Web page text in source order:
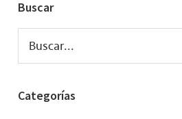
Buscar
Buscar...
Categorías